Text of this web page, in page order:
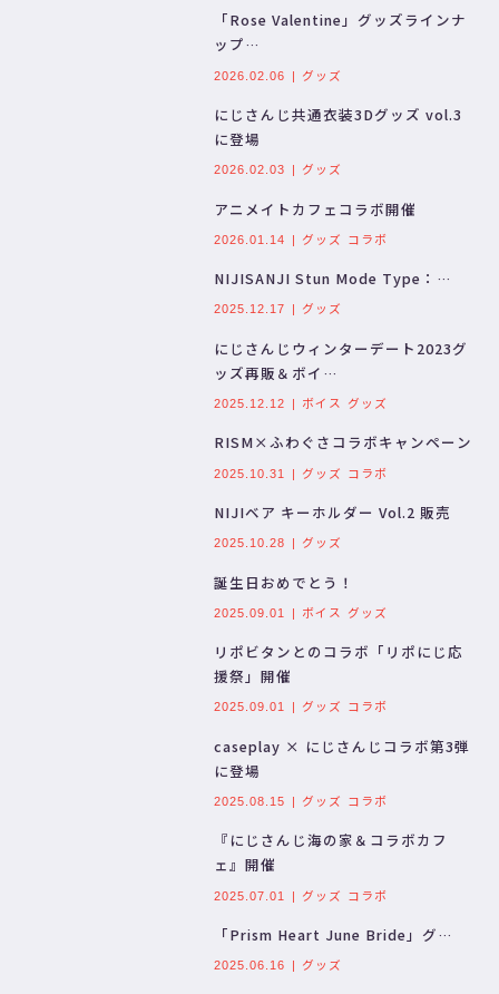
「Rose Valentine」グッズラインナ
ップ…
2026.02.06 グッズ
にじさんじ共通衣装3Dグッズ vol.3
に登場
2026.02.03 グッズ
アニメイトカフェコラボ開催
2026.01.14 グッズ コラボ
NIJISANJI Stun Mode Type：…
2025.12.17 グッズ
にじさんじウィンターデート2023グ
ッズ再販＆ボイ…
2025.12.12 ボイス グッズ
RISM×ふわぐさコラボキャンペーン
2025.10.31 グッズ コラボ
NIJIベア キーホルダー Vol.2 販売
2025.10.28 グッズ
誕生日おめでとう！
2025.09.01 ボイス グッズ
リポビタンとのコラボ「リポにじ応
援祭」開催
2025.09.01 グッズ コラボ
caseplay × にじさんじコラボ第3弾
に登場
2025.08.15 グッズ コラボ
『にじさんじ海の家＆コラボカフ
ェ』開催
2025.07.01 グッズ コラボ
「Prism Heart June Bride」グ…
2025.06.16 グッズ